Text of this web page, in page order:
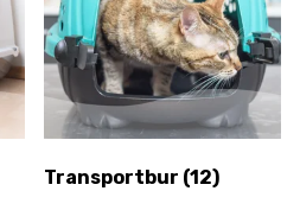
Transportbur (12)